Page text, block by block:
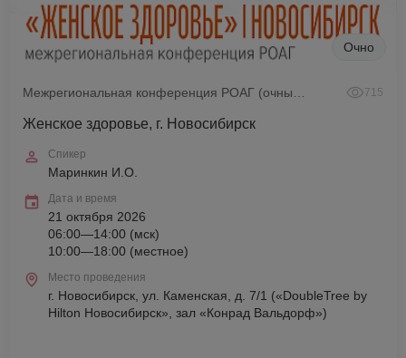
Очно
715
Женское здоровье, г. Новосибирск
Спикер
Маринкин И.О.
Дата и время
21 октября 2026
06:00—14:00 (мск)
10:00—18:00 (местное)
Место проведения
г. Новосибирск, ул. Каменская, д. 7/1 («DoubleTree by
Hilton Новосибирск», зал «Конрад Вальдорф»)